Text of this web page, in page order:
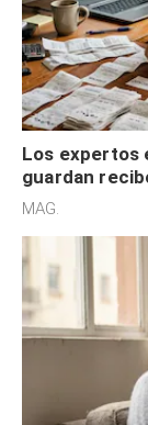
Los expertos
guardan
son
MAG.